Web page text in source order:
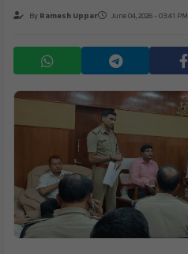
ByRamesh Uppar June 04, 2026 - 03:41 PM